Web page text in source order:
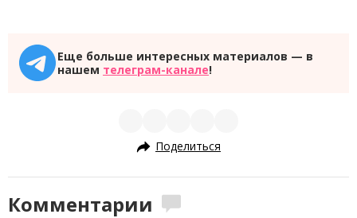
Еще больше интересных материалов — в
нашем телеграм-канале!
Поделиться
Комментарии